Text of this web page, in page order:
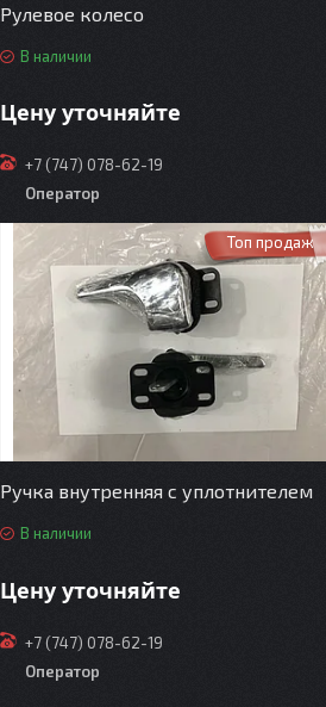
Рулевое колесо
В наличии
Цену уточняйте
+7 (747) 078-62-19
Оператор
Топ продаж
Ручка внутренняя с уплотнителем
В наличии
Цену уточняйте
+7 (747) 078-62-19
Оператор